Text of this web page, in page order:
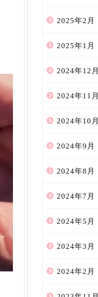
2025年2月
2025年1月
2024年12月
2024年11月
2024年10月
2024年9月
2024年8月
2024年7月
2024年5月
2024年3月
2024年2月